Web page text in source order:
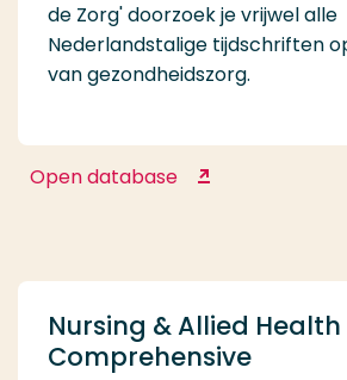
de Zorg' doorzoek je vrijwel alle
Nederlandstalige tijdschriften
van gezondheidszorg.
Open database NAZ
Nursing & Allied
Comprehensive